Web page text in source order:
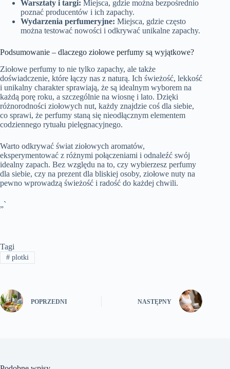
Warsztaty i targi: Miejsca, gdzie można bezpośrednio
poznać producentów i ich zapachy.
Wydarzenia perfumeryjne: Miejsca, gdzie często
można testować nowości i odkrywać unikalne zapachy.
Podsumowanie – dlaczego ziołowe perfumy są wyjątkowe?
Ziołowe perfumy to nie tylko zapachy, ale także
doświadczenie, które łączy nas z naturą. Ich świeżość, lekkość
i unikalny charakter sprawiają, że są idealnym wyborem na
każdą porę roku, a szczególnie na wiosnę i lato. Dzięki
różnorodności ziołowych nut, każdy znajdzie coś dla siebie,
co sprawi, że perfumy staną się nieodłącznym elementem
codziennego rytuału pielęgnacyjnego.
Warto odkrywać świat ziołowych aromatów,
eksperymentować z różnymi połączeniami i odnaleźć swój
idealny zapach. Bez względu na to, czy wybierzesz perfumy
dla siebie, czy na prezent dla bliskiej osoby, ziołowe nuty na
pewno wprowadzą świeżość i radość do każdej chwili.
„`
Tagi
#plotki
POPRZEDNI NASTĘPNY